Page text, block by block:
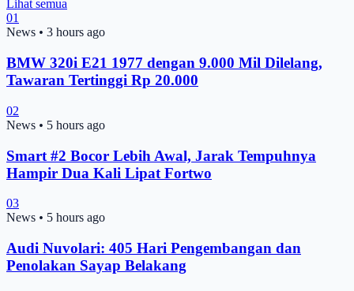
Lihat semua
01
News • 3 hours ago
BMW 320i E21 1977 dengan 9.000 Mil Dilelang,
Tawaran Tertinggi Rp 20.000
02
News • 5 hours ago
Smart #2 Bocor Lebih Awal, Jarak Tempuhnya
Hampir Dua Kali Lipat Fortwo
03
News • 5 hours ago
Audi Nuvolari: 405 Hari Pengembangan dan
Penolakan Sayap Belakang